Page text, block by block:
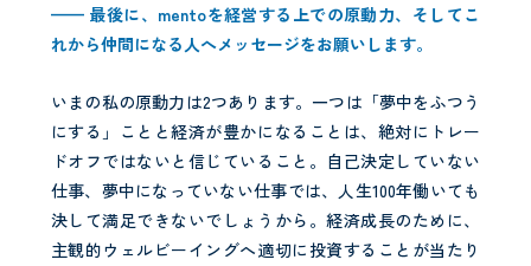
—— 最後に、 mentoを経営する上での原動力、そしてこ
れから仲間になる人へメッセージをお願いします。
いまの私の原動力は2つあります。一つは「夢中をふつう
にする」ことと経済が豊かになることは、絶対にトレー
ドオフではないと信じていること。自己決定していない
仕事、夢中になっていない仕事では、人生100年働いても
決して満足できないでしょうから。経済成長のために、
主観的ウェルビーイングへ適切に投資することが当たり